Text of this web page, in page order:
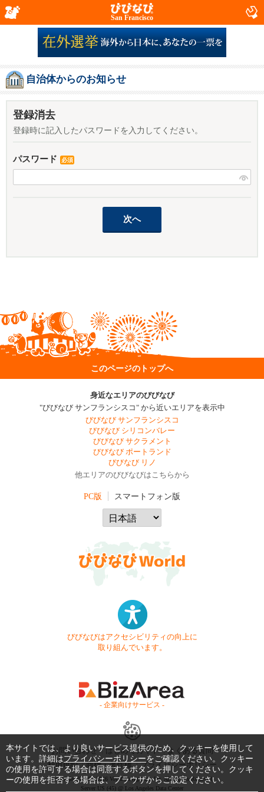
San Francisco
自治体からのお知らせ
登録消去
登録時に記入したパスワードを入力してください。
パスワード 必須
このページのトップへ
身近なエリアのびびなび
"びびなび サンフランシスコ" から近いエリアを表示中
びびなび サンフランシスコ
びびなび シリコンバレー
びびなび サクラメント
びびなび ポートランド
びびなび リノ
他エリアのびびなびはこちらから
PC版 スマートフォン版
びびなびはアクセシビリティの向上に
取り組んでいます。
- 企業向けサービス -
お問い合わせ はじめてガイド
よくある質問
利用規約
商標・著作権 プライバシーポリシー
Copyright © 1999-2026 Vivid Navigation, Inc. All Rights Reserved.
Server US (45) @ Los Angeles Data Center
本サイトでは、より良いサービス提供のため、クッキーを使用して
います。詳細はプライバシーポリシーをご確認ください。クッキー
の使用を許可する場合は同意するボタンを押してください。クッキ
ーの使用を拒否する場合は、ブラウザからご設定ください。